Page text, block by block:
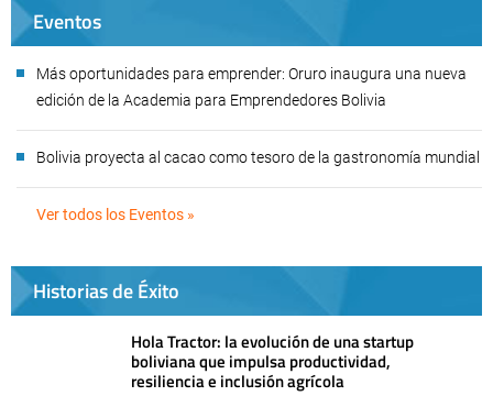
Eventos
Más oportunidades para emprender: Oruro inaugura una nueva
edición de la Academia para Emprendedores Bolivia
Bolivia proyecta al cacao como tesoro de la gastronomía mundial
Ver todos los Eventos »
Historias de Éxito
Hola Tractor: la evolución de una startup
boliviana que impulsa productividad,
resiliencia e inclusión agrícola